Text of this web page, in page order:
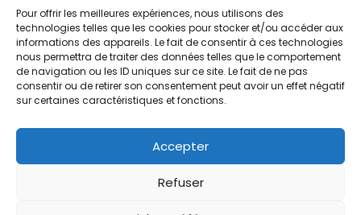
Pour offrir les meilleures expériences, nous utilisons des
technologies telles que les cookies pour stocker et/ou accéder aux
informations des appareils. Le fait de consentir à ces technologies
nous permettra de traiter des données telles que le comportement
de navigation ou les ID uniques sur ce site. Le fait de ne pas
consentir ou de retirer son consentement peut avoir un effet négatif
sur certaines caractéristiques et fonctions.
Accepter
Refuser
Allemand
Anglais
Espagnol
Italien
Portuguais
Copyright © 2026 La Comédiathèque : éditions théâtrales et